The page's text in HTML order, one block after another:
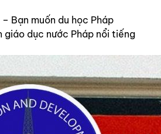
Bạn muốn du học Pháp
giáo dục nước Pháp nổi tiếng